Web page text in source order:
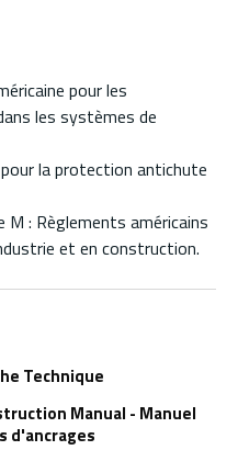
pour les
les systèmes de
la protection antichute
: Règlements américains
et en construction.
Technique
Manual - Manuel
d'ancrages